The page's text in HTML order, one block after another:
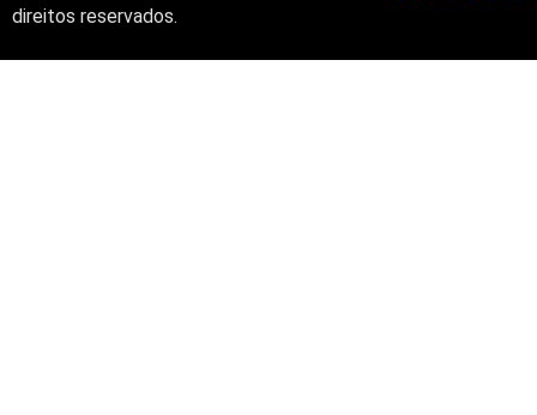
direitos reservados.